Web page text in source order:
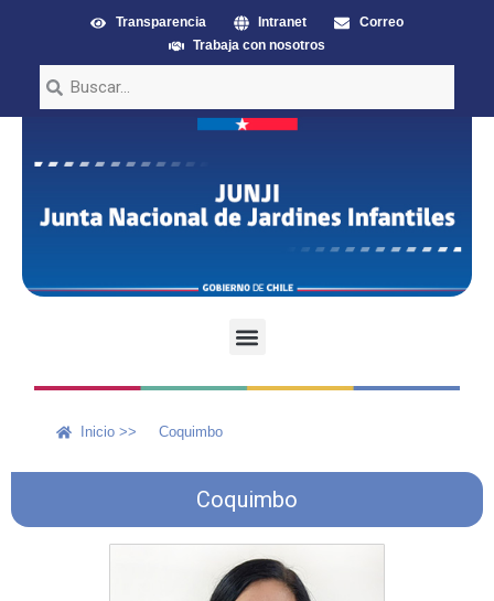
Transparencia Intranet
Correo
Trabaja con nosotros
Inicio >> Coquimbo
Coquimbo